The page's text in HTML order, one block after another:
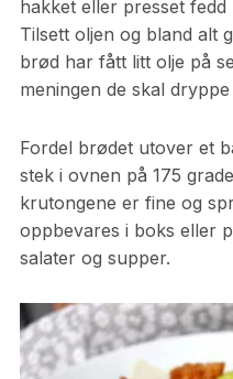
hakket eller presset
Tilsett oljen og bland alt
brød har fått litt olje på
meningen de skal
Fordel brødet utover et
stek i ovnen på 175
krutongene er fine og
oppbevares i boks eller
salater og supper.